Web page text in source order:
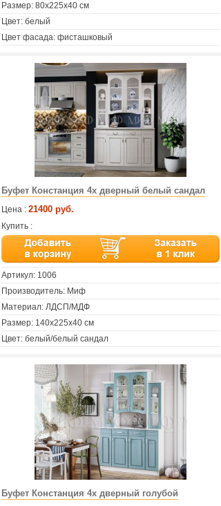
Размер: 80х225х40 см
Цвет: белый
Цвет фасада: фисташковый
Буфет Констанция 4х дверный белый сандал
Цена : 21400 руб.
Купить :
Артикул: 1006
Производитель: Миф
Материал: ЛДСП/МДФ
Размер: 140х225х40 см
Цвет: белый/белый сандал
Буфет Констанция 4х дверный голубой